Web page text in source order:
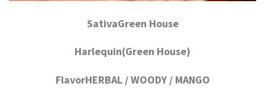
SativaGreen House
Harlequin(Green House)
FlavorHERBAL / WOODY / MANGO